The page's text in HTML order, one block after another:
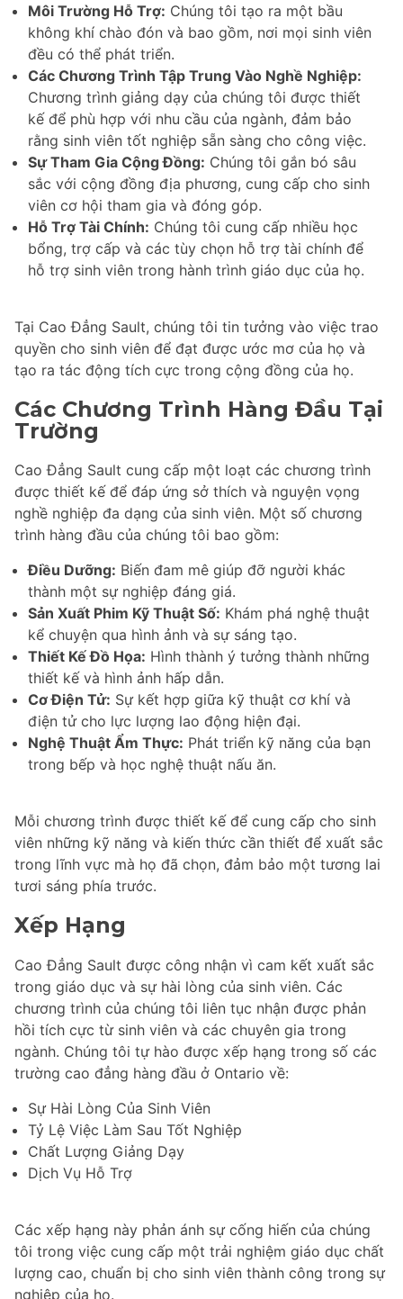
Môi Trường Hỗ Trợ: Chúng tôi tạo ra một bầu
không khí chào đón và bao gồm, nơi mọi sinh viên
đều có thể phát triển.
Các Chương Trình Tập Trung Vào Nghề Nghiệp:
Chương trình giảng dạy của chúng tôi được thiết
kế để phù hợp với nhu cầu của ngành, đảm bảo
rằng sinh viên tốt nghiệp sẵn sàng cho công việc.
Sự Tham Gia Cộng Đồng: Chúng tôi gắn bó sâu
sắc với cộng đồng địa phương, cung cấp cho sinh
viên cơ hội tham gia và đóng góp.
Hỗ Trợ Tài Chính: Chúng tôi cung cấp nhiều học
bổng, trợ cấp và các tùy chọn hỗ trợ tài chính để
hỗ trợ sinh viên trong hành trình giáo dục của họ.
Tại Cao Đẳng Sault, chúng tôi tin tưởng vào việc trao
quyền cho sinh viên để đạt được ước mơ của họ và
tạo ra tác động tích cực trong cộng đồng của họ.
Các Chương Trình Hàng Đầu Tại
Trường
Cao Đẳng Sault cung cấp một loạt các chương trình
được thiết kế để đáp ứng sở thích và nguyện vọng
nghề nghiệp đa dạng của sinh viên. Một số chương
trình hàng đầu của chúng tôi bao gồm:
Điều Dưỡng: Biến đam mê giúp đỡ người khác
thành một sự nghiệp đáng giá.
Sản Xuất Phim Kỹ Thuật Số: Khám phá nghệ thuật
kể chuyện qua hình ảnh và sự sáng tạo.
Thiết Kế Đồ Họa: Hình thành ý tưởng thành những
thiết kế và hình ảnh hấp dẫn.
Cơ Điện Tử: Sự kết hợp giữa kỹ thuật cơ khí và
điện tử cho lực lượng lao động hiện đại.
Nghệ Thuật Ẩm Thực: Phát triển kỹ năng của bạn
trong bếp và học nghệ thuật nấu ăn.
Mỗi chương trình được thiết kế để cung cấp cho sinh
viên những kỹ năng và kiến thức cần thiết để xuất sắc
trong lĩnh vực mà họ đã chọn, đảm bảo một tương lai
tươi sáng phía trước.
Xếp Hạng
Cao Đẳng Sault được công nhận vì cam kết xuất sắc
trong giáo dục và sự hài lòng của sinh viên. Các
chương trình của chúng tôi liên tục nhận được phản
hồi tích cực từ sinh viên và các chuyên gia trong
ngành. Chúng tôi tự hào được xếp hạng trong số các
trường cao đẳng hàng đầu ở Ontario về:
Sự Hài Lòng Của Sinh Viên
Tỷ Lệ Việc Làm Sau Tốt Nghiệp
Chất Lượng Giảng Dạy
Dịch Vụ Hỗ Trợ
Các xếp hạng này phản ánh sự cống hiến của chúng
tôi trong việc cung cấp một trải nghiệm giáo dục chất
lượng cao, chuẩn bị cho sinh viên thành công trong sự
nghiệp của họ.